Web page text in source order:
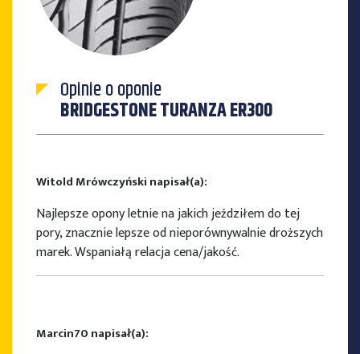
Opinie o oponie
BRIDGESTONE TURANZA ER300
Witold Mrówczyński napisał(a):
Najlepsze opony letnie na jakich jeździłem do tej
pory, znacznie lepsze od nieporównywalnie droższych
marek. Wspaniałą relacja cena/jakość.
Marcin70 napisał(a):